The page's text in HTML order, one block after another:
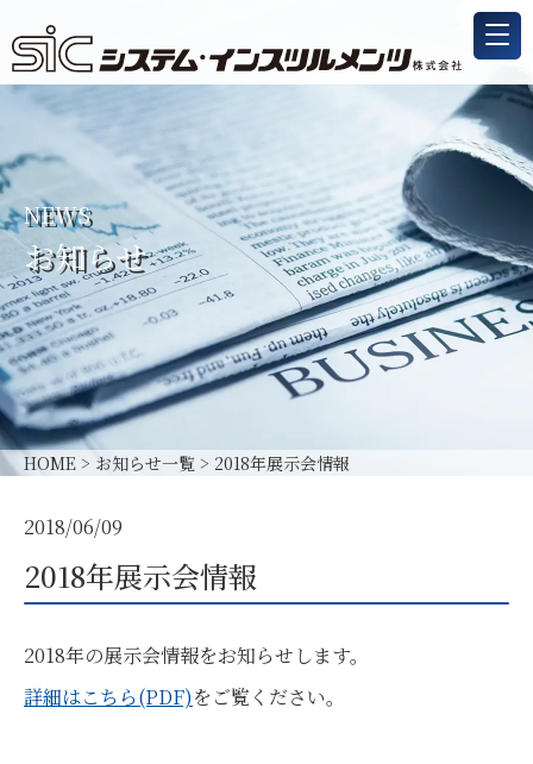
NEWS
お知らせ
HOME > お知らせ一覧 > 2018年展示会情報
2018/06/09
2018年展示会情報
2018年の展示会情報をお知らせします。
詳細はこちら(PDF)をご覧ください。